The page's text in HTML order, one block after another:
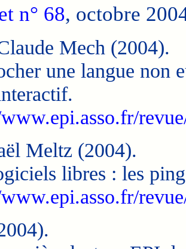
n° 68, octobre
Mech (2004).
une langue non
Meltz (2004).
libres : les